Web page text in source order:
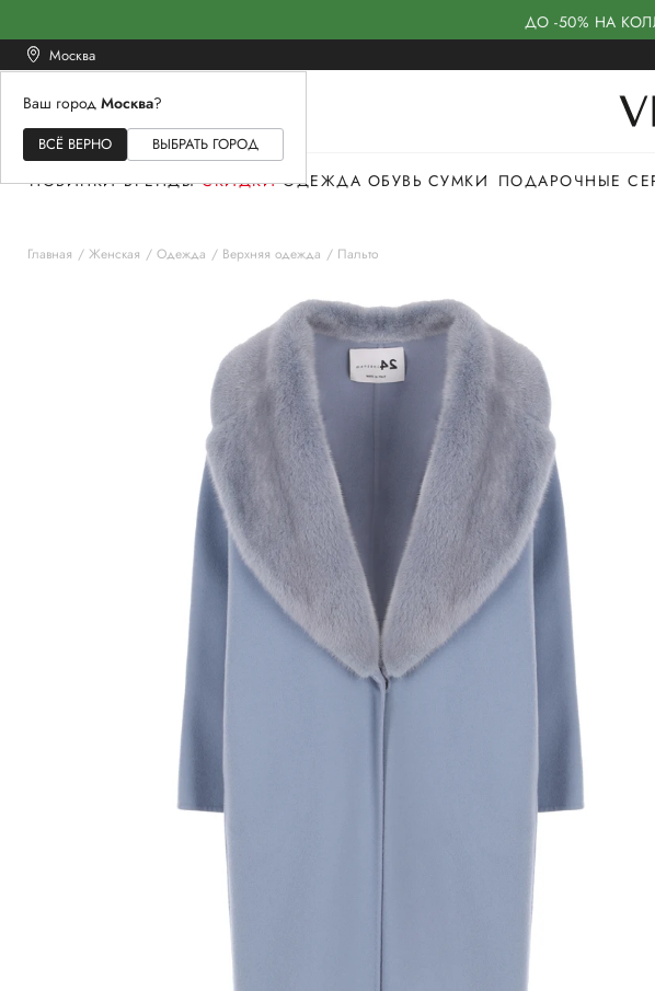
ДО -50% НА
Москва
Ваш город Москва?
ВСЁ ВЕРНО ВЫБРАТЬ ГОРОД
ЖЕНСКОЕМУЖСКОЕ
НОВИНКИ БРЕНДЫ СКИДКИ ОДЕЖДА ОБУВЬ СУМКИ ПОДАРОЧНЫЕ
Главная Женская Одежда Верхняя одежда Пальто